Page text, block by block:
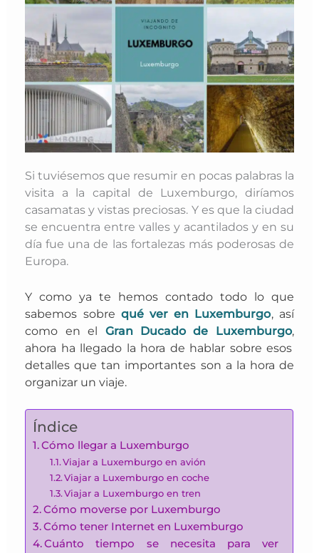
Si tuviésemos que resumir en pocas palabras la
visita a la capital de Luxemburgo, diríamos
casamatas y vistas preciosas. Y es que la ciudad
se encuentra entre valles y acantilados y en su
día fue una de las fortalezas más poderosas de
Europa.
Y como ya te hemos contado todo lo que
sabemos sobre qué ver en Luxemburgo, así
como en el Gran Ducado de Luxemburgo,
ahora ha llegado la hora de hablar sobre esos
detalles que tan importantes son a la hora de
organizar un viaje.
Índice
Cómo llegar a Luxemburgo
Viajar a Luxemburgo en avión
Viajar a Luxemburgo en coche
Viajar a Luxemburgo en tren
Cómo moverse por Luxemburgo
Cómo tener Internet en Luxemburgo
Cuánto tiempo se necesita para ver